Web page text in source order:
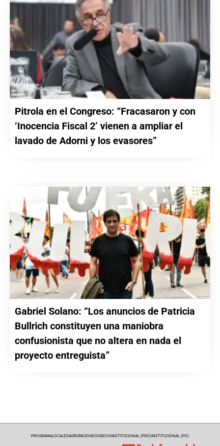
Pitrola en el Congreso: “Fracasaron y con
‘Inocencia Fiscal 2’ vienen a ampliar el
lavado de Adorni y los evasores”
Gabriel Solano: “Los anuncios de Patricia
Bullrich constituyen una maniobra
confusionista que no altera en nada el
proyecto entreguista”
PROGRAMALOCALESAGRUPACIONESVIDEOSINSTITUCIONAL (PDO)INSTITUCIONAL (PO)